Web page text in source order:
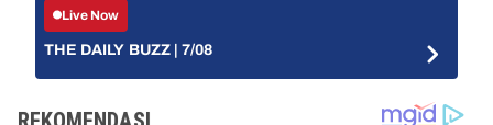
Live Now
THE DAILY BUZZ | 7/08